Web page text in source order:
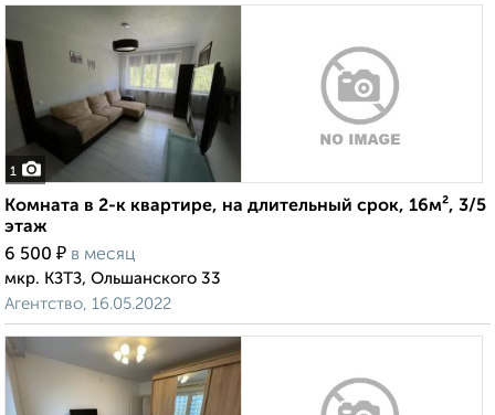
1
Комната в 2-к квартире, на длительный срок, 16м², 3/5
этаж
6 500 ₽ в месяц
мкр. КЗТЗ, Ольшанского 33
Агентство, 16.05.2022